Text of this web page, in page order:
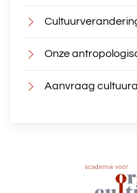
Onze
Aanvraag